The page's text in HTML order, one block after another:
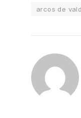
arcos de